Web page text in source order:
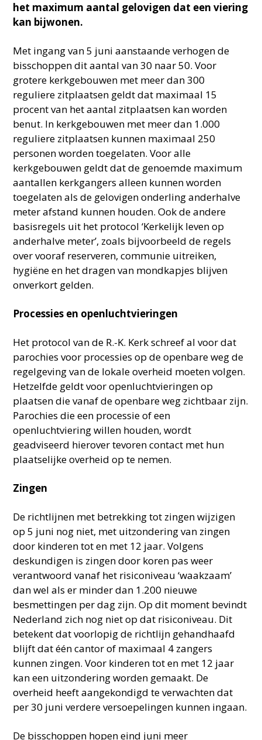
het maximum aantal gelovigen dat een viering
kan bijwonen.
Met ingang van 5 juni aanstaande verhogen de
bisschoppen dit aantal van 30 naar 50. Voor
grotere kerkgebouwen met meer dan 300
reguliere zitplaatsen geldt dat maximaal 15
procent van het aantal zitplaatsen kan worden
benut. In kerkgebouwen met meer dan 1.000
reguliere zitplaatsen kunnen maximaal 250
personen worden toegelaten. Voor alle
kerkgebouwen geldt dat de genoemde maximum
aantallen kerkgangers alleen kunnen worden
toegelaten als de gelovigen onderling anderhalve
meter afstand kunnen houden. Ook de andere
basisregels uit het protocol ‘Kerkelijk leven op
anderhalve meter’, zoals bijvoorbeeld de regels
over vooraf reserveren, communie uitreiken,
hygiëne en het dragen van mondkapjes blijven
onverkort gelden.
Processies en openluchtvieringen
Het protocol van de R.-K. Kerk schreef al voor dat
parochies voor processies op de openbare weg de
regelgeving van de lokale overheid moeten volgen.
Hetzelfde geldt voor openluchtvieringen op
plaatsen die vanaf de openbare weg zichtbaar zijn.
Parochies die een processie of een
openluchtviering willen houden, wordt
geadviseerd hierover tevoren contact met hun
plaatselijke overheid op te nemen.
Zingen
De richtlijnen met betrekking tot zingen wijzigen
op 5 juni nog niet, met uitzondering van zingen
door kinderen tot en met 12 jaar. Volgens
deskundigen is zingen door koren pas weer
verantwoord vanaf het risiconiveau ‘waakzaam’
dan wel als er minder dan 1.200 nieuwe
besmettingen per dag zijn. Op dit moment bevindt
Nederland zich nog niet op dat risiconiveau. Dit
betekent dat voorlopig de richtlijn gehandhaafd
blijft dat één cantor of maximaal 4 zangers
kunnen zingen. Voor kinderen tot en met 12 jaar
kan een uitzondering worden gemaakt. De
overheid heeft aangekondigd te verwachten dat
per 30 juni verdere versoepelingen kunnen ingaan.
De bisschoppen hopen eind juni meer